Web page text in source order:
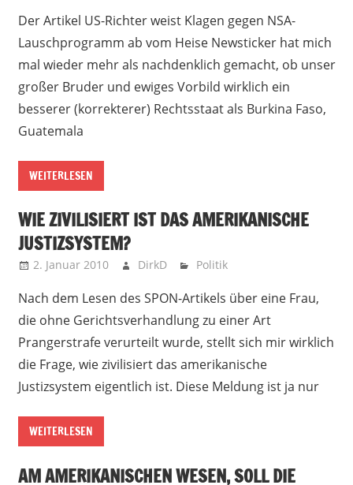
Der Artikel US-Richter weist Klagen gegen NSA-
Lauschprogramm ab vom Heise Newsticker hat mich
mal wieder mehr als nachdenklich gemacht, ob unser
großer Bruder und ewiges Vorbild wirklich ein
besserer (korrekterer) Rechtsstaat als Burkina Faso,
Guatemala
WEITERLESEN
WIE ZIVILISIERT IST DAS AMERIKANISCHE
JUSTIZSYSTEM?
2. Januar 2010 DirkD Politik
Nach dem Lesen des SPON-Artikels über eine Frau,
die ohne Gerichtsverhandlung zu einer Art
Prangerstrafe verurteilt wurde, stellt sich mir wirklich
die Frage, wie zivilisiert das amerikanische
Justizsystem eigentlich ist. Diese Meldung ist ja nur
WEITERLESEN
AM AMERIKANISCHEN WESEN, SOLL DIE